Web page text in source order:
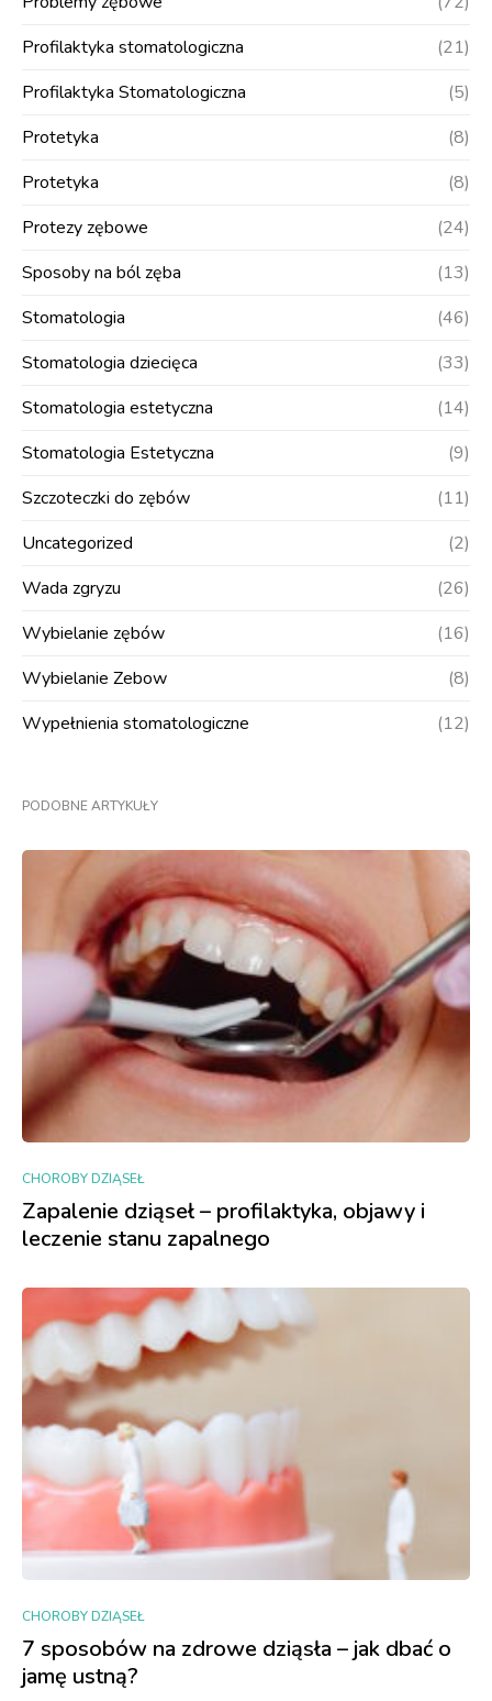
Profilaktyka stomatologiczna
(21)
Profilaktyka Stomatologiczna
(5)
Protetyka
(8)
Protetyka
(8)
Protezy zębowe
(24)
Sposoby na ból zęba
(13)
Stomatologia
(46)
Stomatologia dziecięca
(33)
Stomatologia estetyczna
(14)
Stomatologia Estetyczna
(9)
Szczoteczki do zębów
(11)
Uncategorized
(2)
Wada zgryzu
(26)
Wybielanie zębów
(16)
Wybielanie Zebow
(8)
Wypełnienia stomatologiczne
(12)
PODOBNE ARTYKUŁY
CHOROBY DZIĄSEŁ
Zapalenie dziąseł – profilaktyka, objawy i
leczenie stanu zapalnego
CHOROBY DZIĄSEŁ
7 sposobów na zdrowe dziąsła – jak dbać o
jamę ustną?